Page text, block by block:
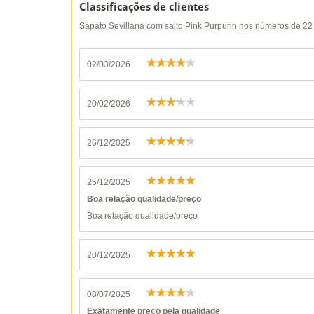
Classificações de clientes
Sapato Sevillana com salto Pink Purpurin nos números de
02/03/2026
20/02/2026
26/12/2025
25/12/2025
Boa relação qualidade/preço
Boa relação qualidade/preço
20/12/2025
08/07/2025
Exatamente preço pela qualidade